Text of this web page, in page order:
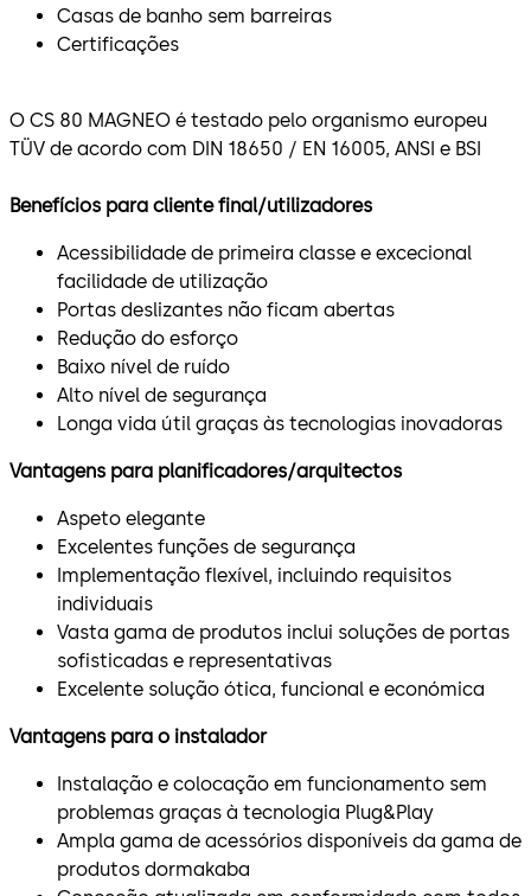
Casas de banho sem barreiras
Certificações
O CS 80 MAGNEO é testado pelo organismo europeu
TÜV de acordo com DIN 18650 / EN 16005, ANSI e BSI
Benefícios para cliente final/utilizadores
Acessibilidade de primeira classe e excecional
facilidade de utilização
Portas deslizantes não ficam abertas
Redução do esforço
Baixo nível de ruído
Alto nível de segurança
Longa vida útil graças às tecnologias inovadoras
Vantagens para planificadores/arquitectos
Aspeto elegante
Excelentes funções de segurança
Implementação flexível, incluindo requisitos
individuais
Vasta gama de produtos inclui soluções de portas
sofisticadas e representativas
Excelente solução ótica, funcional e económica
Vantagens para o instalador
Instalação e colocação em funcionamento sem
problemas graças à tecnologia Plug&Play
Ampla gama de acessórios disponíveis da gama de
produtos dormakaba